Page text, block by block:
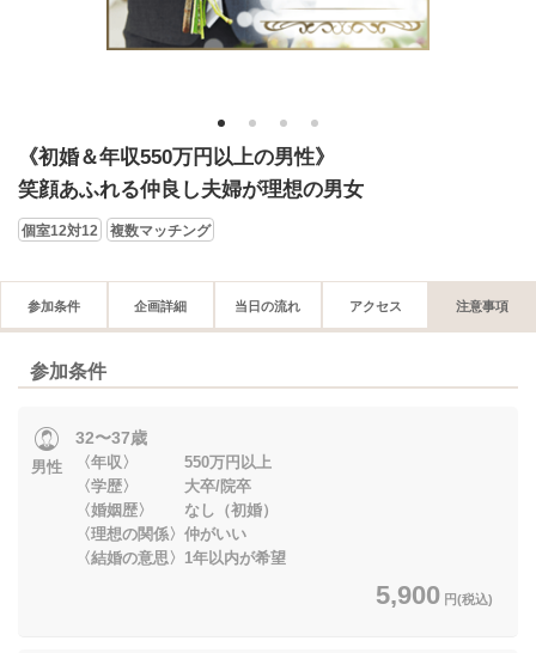
1 2 3 4
《初婚＆年収550万円以上の男性》
笑顔あふれる仲良し夫婦が理想の男女
個室12対12 複数マッチング
参加条件 企画詳細 当日の流れ アクセス 注意事項
参加条件
男性
32〜37歳
〈年収〉 550万円以上
〈学歴〉 大卒/院卒
〈婚姻歴〉 なし（初婚）
〈理想の関係〉仲がいい
〈結婚の意思〉1年以内が希望
5,900 円(税込)